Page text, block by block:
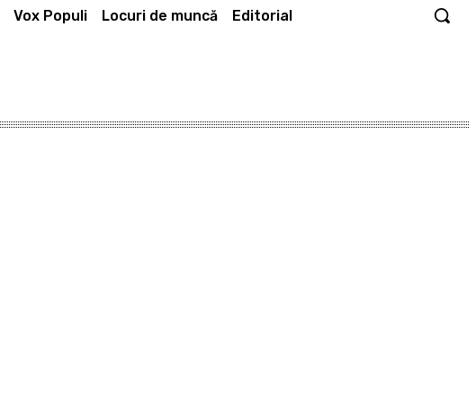
Vox Populi Locuri de muncă Editorial